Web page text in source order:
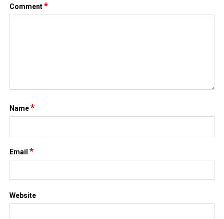
Comment*
Name*
Email*
Website